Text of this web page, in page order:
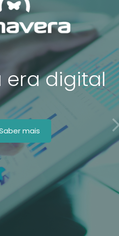
BLOG
era digital
mais